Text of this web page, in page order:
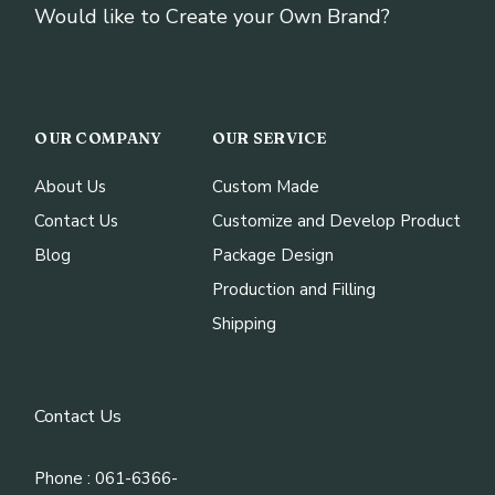
Would like to Create your Own Brand?
OUR COMPANY
About Us
Contact Us
Blog
OUR SERVICE
Custom Made
Customize and Develop Product
Package Design
Production and Filling
Shipping
Contact Us
Phone : 061-6366-